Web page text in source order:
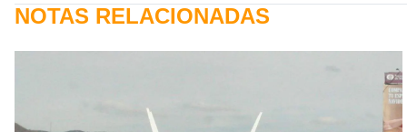
NOTAS RELACIONADAS